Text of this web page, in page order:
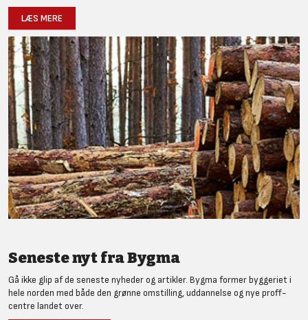
LÆS MERE
Seneste nyt fra Bygma
Gå ikke glip af de seneste nyheder og artikler. Bygma former byggeriet i
hele norden med både den grønne omstilling, uddannelse og nye proff-
centre landet over.